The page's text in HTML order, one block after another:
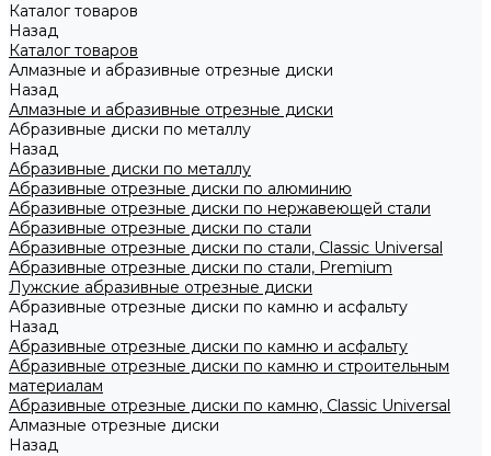
Каталог товаров
Назад
Каталог товаров
Алмазные и абразивные отрезные диски
Назад
Алмазные и абразивные отрезные диски
Абразивные диски по металлу
Назад
Абразивные диски по металлу
Абразивные отрезные диски по алюминию
Абразивные отрезные диски по нержавеющей стали
Абразивные отрезные диски по стали
Абразивные отрезные диски по стали, Classic Universal
Абразивные отрезные диски по стали, Premium
Лужские абразивные отрезные диски
Абразивные отрезные диски по камню и асфальту
Назад
Абразивные отрезные диски по камню и асфальту
Абразивные отрезные диски по камню и строительным
материалам
Абразивные отрезные диски по камню, Classic Universal
Алмазные отрезные диски
Назад